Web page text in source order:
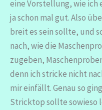
eine Vorstellung, wie ich
ja schon mal gut. Also
breit es sein sollte, und
nach, wie die
zugeben,
denn ich stricke nicht
mir einfällt. Genau so
Stricktop sollte sowieso